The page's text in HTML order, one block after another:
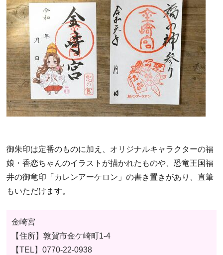
御朱印は定番のものに加え、オリジナルキャラクターの福
娘・香恋ちゃんのイラストが描かれたものや、恐竜王国福
井の御竜印「カレンアーケロン」の書き置きがあり、直筆
もいただけます。
金崎宮
【住所】 敦賀市金ケ崎町1-4
【TEL】 0770-22-0938